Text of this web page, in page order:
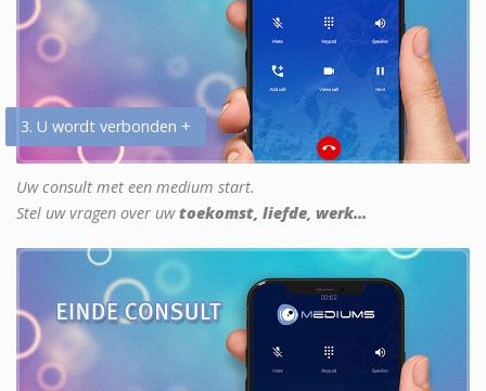
3. U wordt verbonden +
Uw consult met een medium start.
Stel uw vragen over uwtoekomst, liefde, werk...